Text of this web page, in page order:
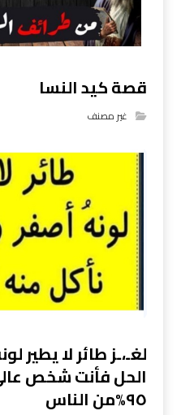
قصة كيد النسا
غير مصنف
لغـ،ـز طائر لا يطير
الحل فأنت شخص
٩٥%من الناس